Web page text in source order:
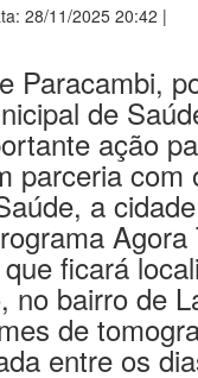
28/11/2025 20:42 |
Paracambi,
de
ação
parceria com
a
Agora
ficará
no bairro de
de
entre os